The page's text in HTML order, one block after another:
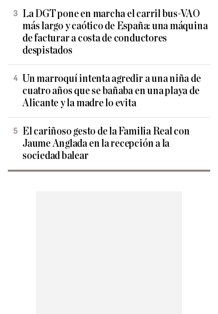
La DGT pone en marcha el carril bus-VAO
más largo y caótico de España: una máquina
de facturar a costa de conductores
despistados
Un marroquí intenta agredir a una niña de
cuatro años que se bañaba en una playa de
Alicante y la madre lo evita
El cariñoso gesto de la Familia Real con
Jaume Anglada en la recepción a la
sociedad balear